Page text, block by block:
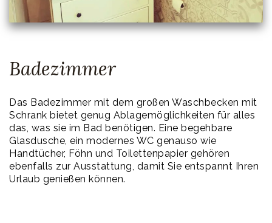
Badezimmer
Das Badezimmer mit dem großen Waschbecken mit
Schrank bietet genug Ablagemöglichkeiten für alles
das, was sie im Bad benötigen. Eine begehbare
Glasdusche, ein modernes WC genauso wie
Handtücher, Föhn und Toilettenpapier gehören
ebenfalls zur Ausstattung, damit Sie entspannt Ihren
Urlaub genießen können.